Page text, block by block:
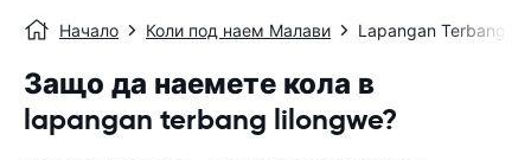
Начало Коли под наем Малави Lapangan Terbang
Защо да наемете кола в
lapangan terbang lilongwe?